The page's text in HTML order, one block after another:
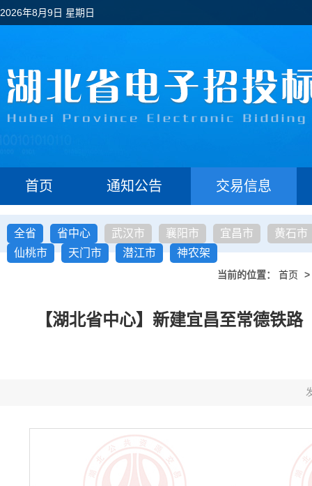
2026年8月9日 星期日
首页 通知公告 交易信息
全省 省中心 武汉市 襄阳市 宜昌市
黄石市
仙桃市
天门市 潜江市 神农架
当前的位置： 首页 >
【湖北省中心】新建宜昌至常德铁